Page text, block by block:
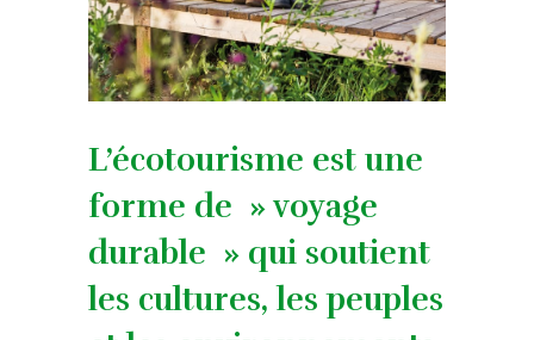
L’écotourisme est une
forme de » voyage
durable » qui soutient
les cultures, les peuples